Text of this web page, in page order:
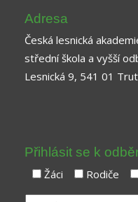
Adresa
Česká lesnická
střední škola a vyšší
Lesnická 9, 541 01
Přihlásit se k
Žáci Rodiče